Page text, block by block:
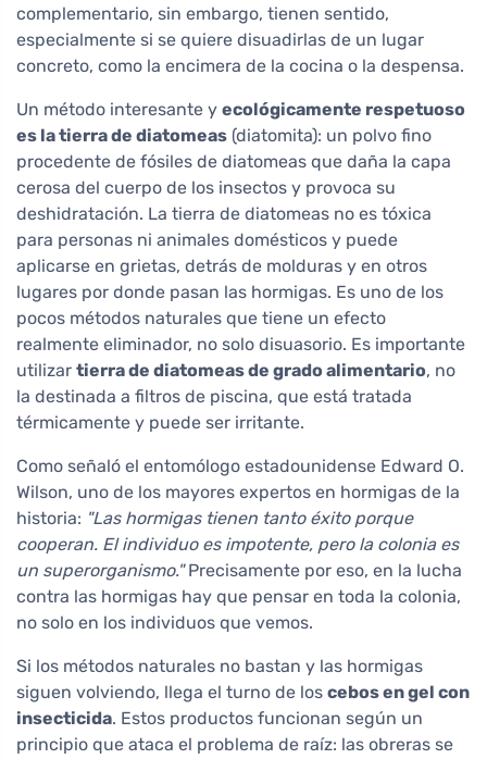
complementario, sin embargo, tienen sentido,
especialmente si se quiere disuadirlas de un lugar
concreto, como la encimera de la cocina o la despensa.
Un método interesante y ecológicamente respetuoso
es la tierra de diatomeas (diatomita): un polvo fino
procedente de fósiles de diatomeas que daña la capa
cerosa del cuerpo de los insectos y provoca su
deshidratación. La tierra de diatomeas no es tóxica
para personas ni animales domésticos y puede
aplicarse en grietas, detrás de molduras y en otros
lugares por donde pasan las hormigas. Es uno de los
pocos métodos naturales que tiene un efecto
realmente eliminador, no solo disuasorio. Es importante
utilizar tierra de diatomeas de grado alimentario, no
la destinada a filtros de piscina, que está tratada
térmicamente y puede ser irritante.
Como señaló el entomólogo estadounidense Edward O.
Wilson, uno de los mayores expertos en hormigas de la
historia: "Las hormigas tienen tanto éxito porque
cooperan. El individuo es impotente, pero la colonia es
un superorganismo."Precisamente por eso, en la lucha
contra las hormigas hay que pensar en toda la colonia,
no solo en los individuos que vemos.
Si los métodos naturales no bastan y las hormigas
siguen volviendo, llega el turno de los cebos en gel con
insecticida. Estos productos funcionan según un
principio que ataca el problema de raíz: las obreras se